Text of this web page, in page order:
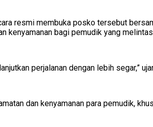
resmi membuka posko tersebut
kenyamanan bagi pemudik yang
perjalanan dengan lebih segar,”
dan kenyamanan para pemudik,